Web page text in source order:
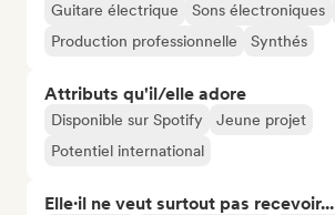
Guitare électrique
Sons électroniques
Production professionnelle
Synthés
Attributs qu'il/elle adore
Disponible sur Spotify
Jeune projet
Potentiel international
Elle·il ne veut surtout pas recevoir...